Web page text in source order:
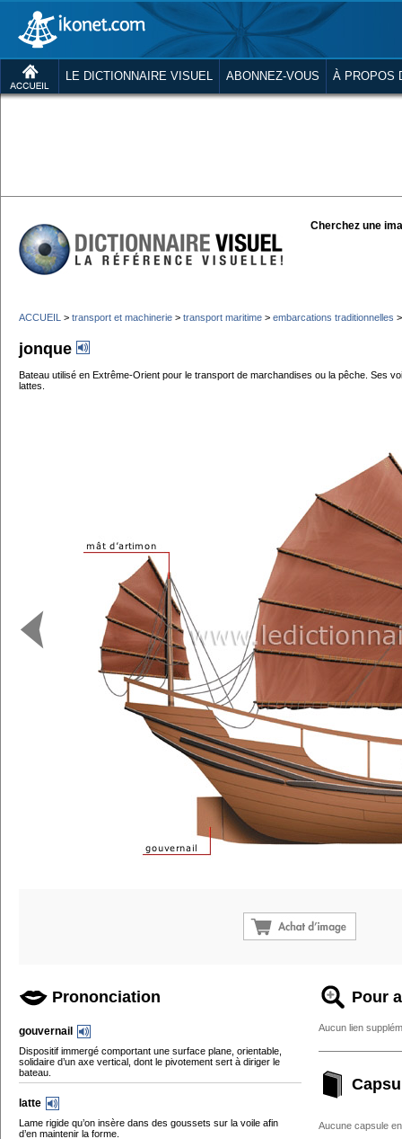
LE DICTIONNAIRE VISUEL ABONNEZ-VOUS À PROPOS
Cherchez une
ACCUEIL > transport et machinerie > transport maritime > embarcations traditionnelles
jonque
Bateau utilisé en Extrême-Orient pour le transport de marchandises ou la pêche. Ses
lattes.
Prononciation
gouvernail
Dispositif immergé comportant une surface plane, orientable,
solidaire d’un axe vertical, dont le pivotement sert à diriger le
bateau.
latte
Lame rigide qu’on insère dans des goussets sur la voile afin
d’en maintenir la forme.
Pour
Aucun lien
Aucune capsule